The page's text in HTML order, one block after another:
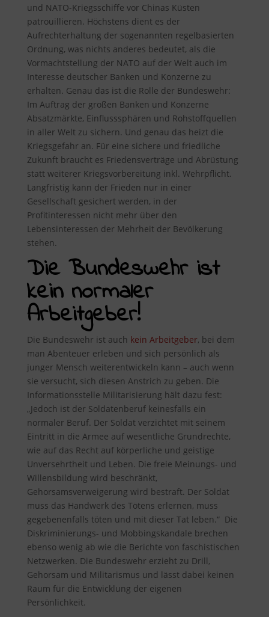
und NATO-Kriegsschiffe vor Chinas Küsten
patrouillieren. Höchstens dient es der
Aufrechterhaltung der sogenannten regelbasierten
Ordnung, was nichts anderes bedeutet, als die
Vormachtstellung der NATO auf der Welt auch im
Interesse deutscher Banken und Konzerne zu
erhalten. Genau das ist die Rolle der Bundeswehr:
Im Auftrag der großen Banken und Konzerne
Absatzmärkte, Einflusssphären und Rohstoffquellen
in aller Welt zu sichern. Und genau das heizt die
Kriegsgefahr an. Für eine sichere und friedliche
Zukunft braucht es Friedensverträge und Abrüstung
statt weiterer Kriegsvorbereitung inkl. Wehrpflicht.
Langfristig kann der Frieden nur in einer
Gesellschaft gesichert werden, in der
Profitinteressen nicht mehr über den
Lebensinteressen der Mehrheit der Bevölkerung
stehen.
Die Bundeswehr ist
kein normaler
Arbeitgeber!
Die Bundeswehr ist auch kein Arbeitgeber, bei dem
man Abenteuer erleben und sich persönlich als
junger Mensch weiterentwickeln kann – auch wenn
sie versucht, sich diesen Anstrich zu geben. Die
Informationsstelle Militarisierung hält dazu fest:
„Jedoch ist der Soldatenberuf keinesfalls ein
normaler Beruf. Der Soldat verzichtet mit seinem
Eintritt in die Armee auf wesentliche Grundrechte,
wie auf das Recht auf körperliche und geistige
Unversehrtheit und Leben. Die freie Meinungs- und
Willensbildung wird beschränkt,
Gehorsamsverweigerung wird bestraft. Der Soldat
muss das Handwerk des Tötens erlernen, muss
gegebenenfalls töten und mit dieser Tat leben.“ Die
Diskriminierungs- und Mobbingskandale brechen
ebenso wenig ab wie die Berichte von faschistischen
Netzwerken. Die Bundeswehr erzieht zu Drill,
Gehorsam und Militarismus und lässt dabei keinen
Raum für die Entwicklung der eigenen
Persönlichkeit.